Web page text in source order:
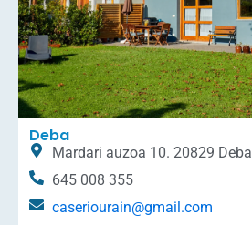
Deba
Mardari auzoa 10. 20829 Deba
645 008 355
caseriourain@gmail.com